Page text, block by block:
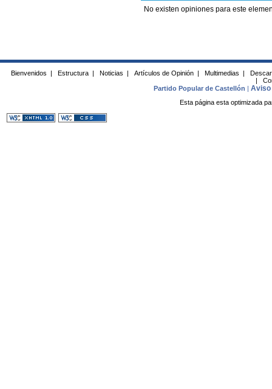
No existen opiniones para este
Bienvenidos | Estructura | Noticias | Artículos de Opinión | Multimedias |
|
Partido Popular de Castellón |Aviso
Esta página esta optimizada